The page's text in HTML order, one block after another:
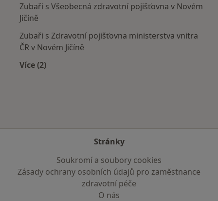
Zubaři s Všeobecná zdravotní pojišťovna v Novém
Jičíně
Zubaři s Zdravotní pojišťovna ministerstva vnitra
ČR v Novém Jičíně
Více (2)
Stránky
Soukromí a soubory cookies
Zásady ochrany osobních údajů pro zaměstnance
zdravotní péče
O nás